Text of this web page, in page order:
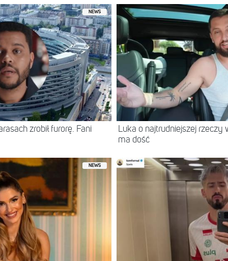
NEWS
zrobił furorę. Fani
Luka o najtrudniejszej rzeczy
ma dość
NEWS